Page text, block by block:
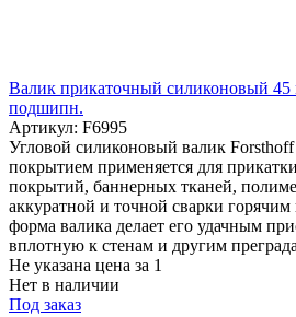
Валик прикаточный силиконовый 45
подшипн.
Артикул: F6995
Угловой силиконовый валик
покрытием применяется для
покрытий, баннерных тканей,
аккуратной и точной сварки
форма валика делает его удачным
вплотную к стенам и другим
Не указана цена за 1
Нет в наличии
Под заказ